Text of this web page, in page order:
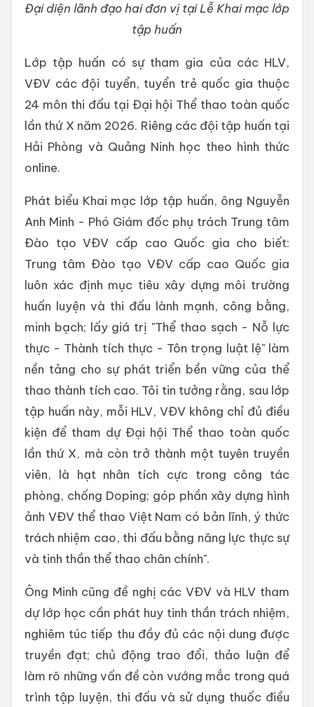
Đại diện lãnh đạo hai đơn vị tại Lễ Khai mạc lớp
tập huấn
Lớp tập huấn có sự tham gia của các HLV,
VĐV các đội tuyển, tuyển trẻ quốc gia thuộc
24 môn thi đấu tại Đại hội Thể thao toàn quốc
lần thứ X năm 2026. Riêng các đội tập huấn tại
Hải Phòng và Quảng Ninh học theo hình thức
online.
Phát biểu Khai mạc lớp tập huấn, ông Nguyễn
Anh Minh - Phó Giám đốc phụ trách Trung tâm
Đào tạo VĐV cấp cao Quốc gia cho biết:
Trung tâm Đào tạo VĐV cấp cao Quốc gia
luôn xác định mục tiêu xây dựng môi trường
huấn luyện và thi đấu lành mạnh, công bằng,
minh bạch; lấy giá trị "Thể thao sạch - Nỗ lực
thực - Thành tích thực - Tôn trọng luật lệ" làm
nền tảng cho sự phát triển bền vững của thể
thao thành tích cao. Tôi tin tưởng rằng, sau lớp
tập huấn này, mỗi HLV, VĐV không chỉ đủ điều
kiện để tham dự Đại hội Thể thao toàn quốc
lần thứ X, mà còn trở thành một tuyên truyền
viên, là hạt nhân tích cực trong công tác
phòng, chống Doping; góp phần xây dựng hình
ảnh VĐV thể thao Việt Nam có bản lĩnh, ý thức
trách nhiệm cao, thi đấu bằng năng lực thực sự
và tinh thần thể thao chân chính".
Ông Minh cũng đề nghị các VĐV và HLV tham
dự lớp học cần phát huy tinh thần trách nhiệm,
nghiêm túc tiếp thu đầy đủ các nội dung được
truyền đạt; chủ động trao đổi, thảo luận để
làm rõ những vấn đề còn vướng mắc trong quá
trình tập luyện, thi đấu và sử dụng thuốc điều